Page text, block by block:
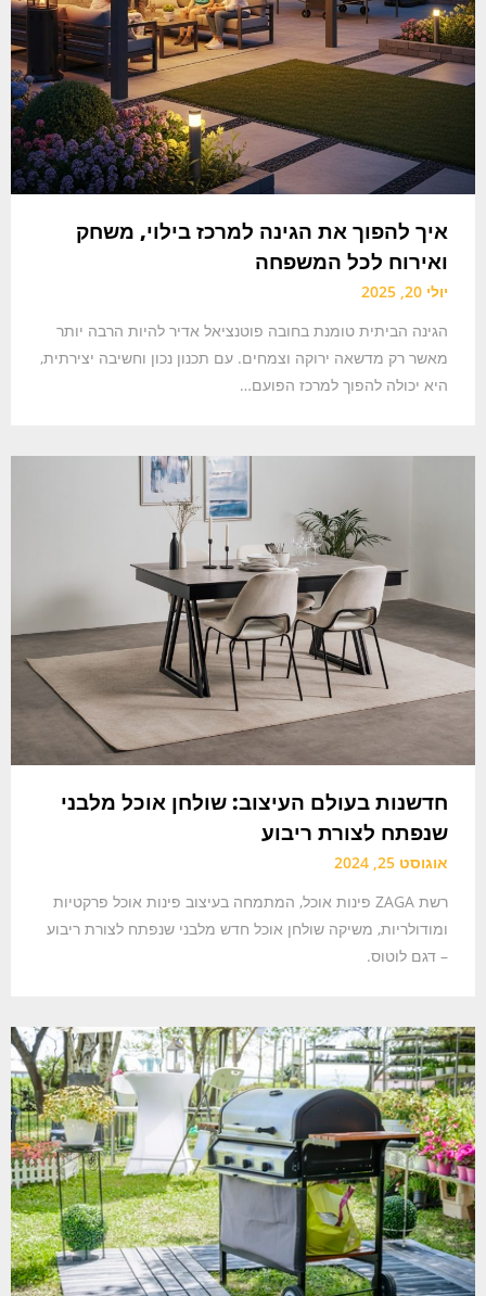
איך להפוך את הגינה למרכז בילוי, משחק
ואירוח לכל המשפחה
יולי 20, 2025
הגינה הביתית טומנת בחובה פוטנציאל אדיר להיות הרבה יותר
מאשר רק מדשאה ירוקה וצמחים. עם תכנון נכון וחשיבה יצירתית,
היא יכולה להפוך למרכז הפועם…
חדשנות בעולם העיצוב: שולחן אוכל מלבני
שנפתח לצורת ריבוע
אוגוסט 25, 2024
רשת ZAGA פינות אוכל, המתמחה בעיצוב פינות אוכל פרקטיות
ומודולריות, משיקה שולחן אוכל חדש מלבני שנפתח לצורת ריבוע
– דגם לוטוס.